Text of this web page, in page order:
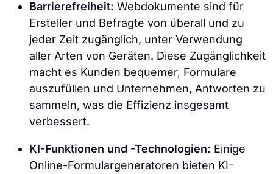
Barrierefreiheit: Webdokumente sind für
Ersteller und Befragte von überall und zu
jeder Zeit zugänglich, unter Verwendung
aller Arten von Geräten. Diese Zugänglichkeit
macht es Kunden bequemer, Formulare
auszufüllen und Unternehmen, Antworten zu
sammeln, was die Effizienz insgesamt
verbessert.
KI-Funktionen und -Technologien: Einige
Online-Formulargeneratoren bieten KI-